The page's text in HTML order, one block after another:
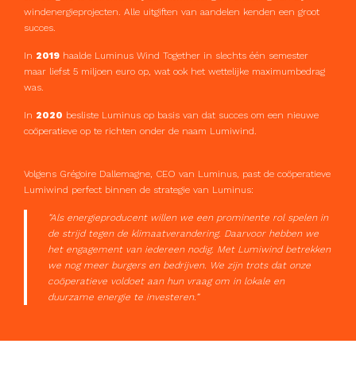
windenergieprojecten. Alle uitgiften van aandelen kenden een groot
succes.
In 2019 haalde Luminus Wind Together in slechts één semester
maar liefst 5 miljoen euro op, wat ook het wettelijke maximumbedrag
was.
In 2020 besliste Luminus op basis van dat succes om een nieuwe
coöperatieve op te richten onder de naam Lumiwind.
Volgens Grégoire Dallemagne, CEO van Luminus, past de coöperatieve
Lumiwind perfect binnen de strategie van Luminus:
”Als energieproducent willen we een prominente rol spelen in
de strijd tegen de klimaatverandering. Daarvoor hebben we
het engagement van iedereen nodig. Met Lumiwind betrekken
we nog meer burgers en bedrijven. We zijn trots dat onze
coöperatieve voldoet aan hun vraag om in lokale en
duurzame energie te investeren.”